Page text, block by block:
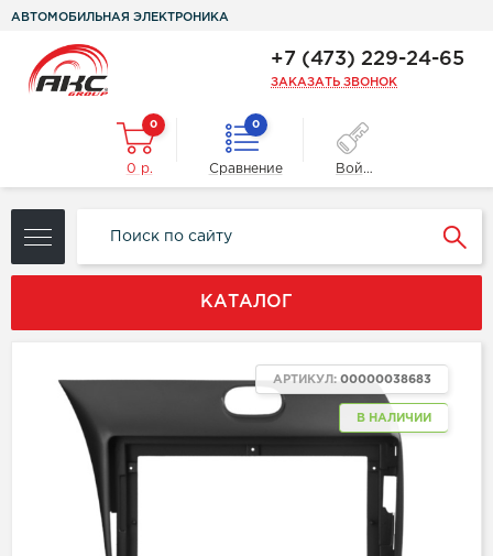
АВТОМОБИЛЬНАЯ ЭЛЕКТРОНИКА
+7 (473) 229-24-65
ЗАКАЗАТЬ ЗВОНОК
0
0 р.
0
Сравнение Войти
КАТАЛОГ
В НАЛИЧИИ
АРТИКУЛ: 00000038683